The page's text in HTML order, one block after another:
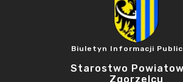
Biuletyn Informacji
Starostwo
Zgorzelcu